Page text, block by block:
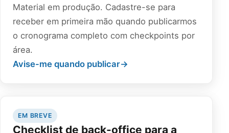
Material em produção. Cadastre-se para
receber em primeira mão quando publicarmos
o cronograma completo com checkpoints por
área.
Avise-me quando publicar→
EM BREVE
Checklist de back-office para a